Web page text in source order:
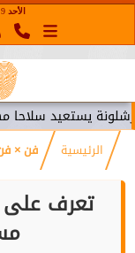
الأحد 9 أغسطس 2026
يستعيد سلاحا مهما
الرئيسية فن ×